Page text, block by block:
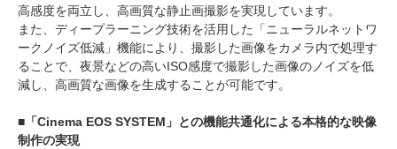
高感度を両立し、高画質な静止画撮影を実現しています。
また、ディープラーニング技術を活用した「ニューラルネットワ
ークノイズ低減」機能により、撮影した画像をカメラ内で処理す
ることで、夜景などの高いISO感度で撮影した画像のノイズを低
減し、高画質な画像を生成することが可能です。
■「Cinema EOS SYSTEM」との機能共通化による本格的な映像
制作の実現